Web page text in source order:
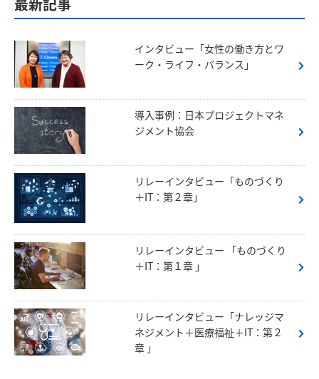
インタビュー「女性の働き方とワ
ーク・ライフ・バランス」
導入事例：日本プロジェクトマネ
ジメント協会
リレーインタビュー「ものづくり
＋IT：第２章」
リレーインタビュー 「ものづくり
＋IT：第１章 」
リレーインタビュー「ナレッジマ
ネジメント＋医療福祉＋IT：第２
章 」